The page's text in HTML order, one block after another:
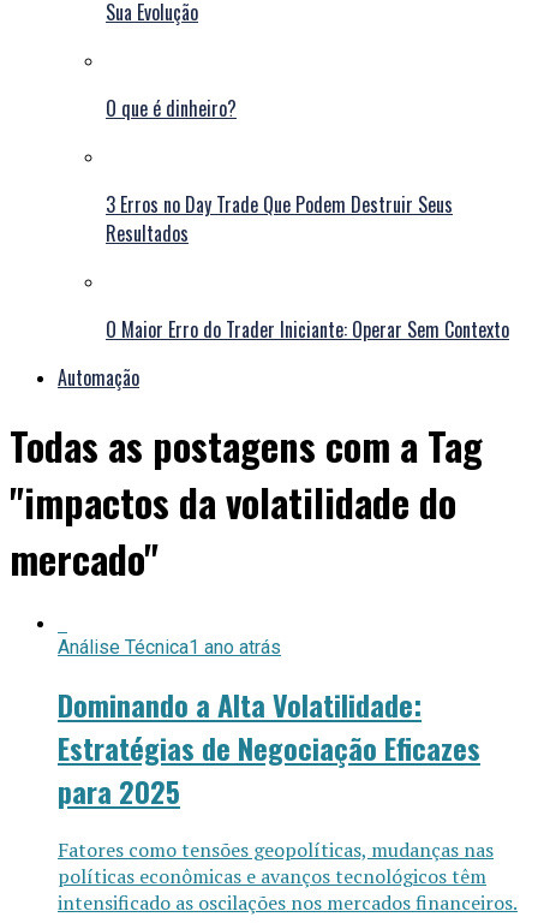
Sua Evolução
O que é dinheiro?
3 Erros no Day Trade Que Podem Destruir Seus
Resultados
O Maior Erro do Trader Iniciante: Operar Sem Contexto
Automação
Todas as postagens com a Tag
"impactos da volatilidade do
mercado"
Análise Técnica1 ano atrás
Dominando a Alta Volatilidade:
Estratégias de Negociação Eficazes
para 2025
Fatores como tensões geopolíticas, mudanças nas
políticas econômicas e avanços tecnológicos têm
intensificado as oscilações nos mercados financeiros.